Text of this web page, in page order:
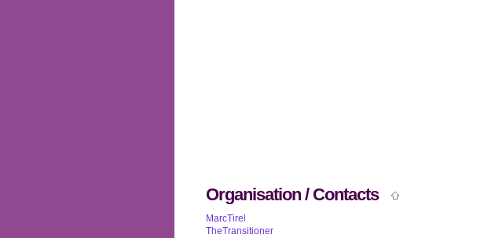
Organisation / Contacts
MarcTirel
TheTransitioner